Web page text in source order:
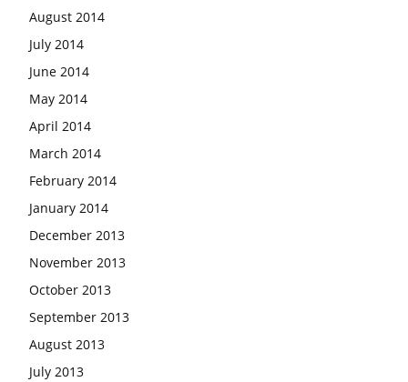
August 2014
July 2014
June 2014
May 2014
April 2014
March 2014
February 2014
January 2014
December 2013
November 2013
October 2013
September 2013
August 2013
July 2013